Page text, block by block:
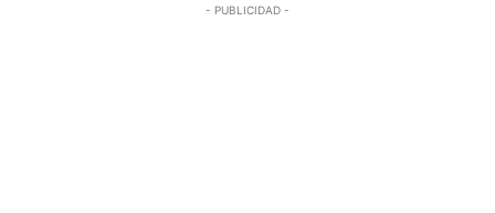
- PUBLICIDAD -